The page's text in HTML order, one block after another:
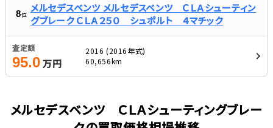
8位
メルセデスベンツ メルセデスベンツ ＣＬＡシューティン
グブレーク ＣＬＡ２５０ シュポルト ４マチック
査定額
95.0万円
2016 (2016年式)
60,656km
メルセデスベンツ ＣＬＡシューティングブレー